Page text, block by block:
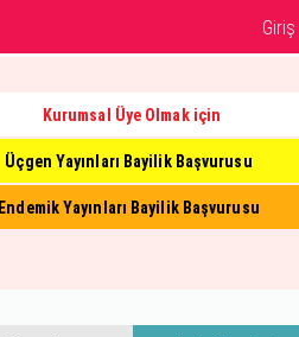
Giriş
Kurumsal Üye Olmak için
Üçgen Yayınları Bayilik Başvurusu
Endemik Yayınları Bayilik Başvurusu